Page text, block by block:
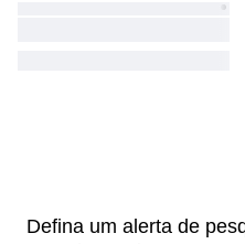
Defina um alerta de